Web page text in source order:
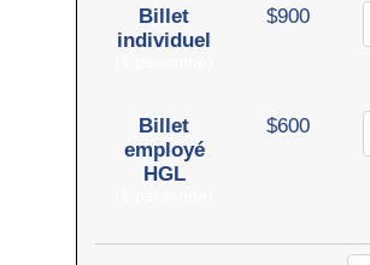
Billet
individuel
$900
Billet
employé
HGL
$600